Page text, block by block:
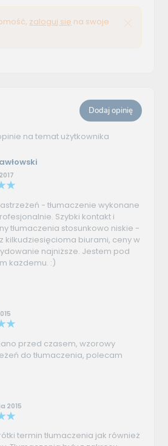
zaloguj się na swoje
Dodaj opinię
na temat użytkownika
- tłumaczenie wykonane
Szybki kontakt i
tłumaczenia stosunkowo niskie -
kilkudziesięcioma biurami, ceny w
najniższe. Jestem pod
każdemu. :)
przed czasem, wzorowy
do tłumaczenia, polecam
2015
termin tłumaczenia jak również